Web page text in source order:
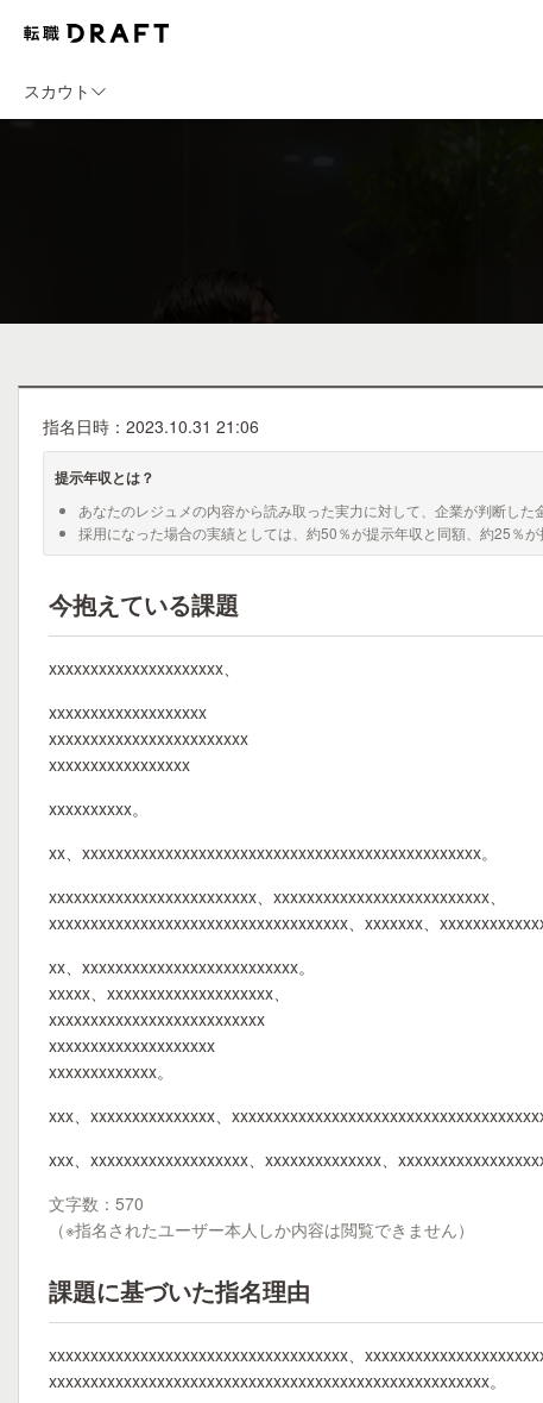
スカウト
指名日時：2023.10.31 21:06
提示年収とは？
あなたのレジュメの内容から読み取った実力に対して、企業が判断し
採用になった場合の実績としては、約50％が提示年収と同額、約25％
今抱えている課題
xxxxxxxxxxxxxxxxxxxxx、
xxxxxxxxxxxxxxxxxxx
xxxxxxxxxxxxxxxxxxxxxxxx
xxxxxxxxxxxxxxxxx
xxxxxxxxxx。
xx、xxxxxxxxxxxxxxxxxxxxxxxxxxxxxxxxxxxxxxxxxxxxxxxx。
xxxxxxxxxxxxxxxxxxxxxxxxx、xxxxxxxxxxxxxxxxxxxxxxxxxx、
xxxxxxxxxxxxxxxxxxxxxxxxxxxxxxxxxxxx、xxxxxxx、
xx、xxxxxxxxxxxxxxxxxxxxxxxxxx。
xxxxx、xxxxxxxxxxxxxxxxxxxx、
xxxxxxxxxxxxxxxxxxxxxxxxxx
xxxxxxxxxxxxxxxxxxxx
xxxxxxxxxxxxx。
xxx、xxxxxxxxxxxxxxx、
xxx、xxxxxxxxxxxxxxxxxxx、xxxxxxxxxxxxxx、
文字数：570
（※指名されたユーザー本人しか内容は閲覧できません）
課題に基づいた指名理由
xxxxxxxxxxxxxxxxxxxxxxxxxxxxxxxxxxxx、
xxxxxxxxxxxxxxxxxxxxxxxxxxxxxxxxxxxxxxxxxxxxxxxxxxxxx。